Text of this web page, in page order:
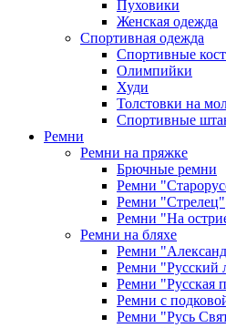
Пуховики
Женская одежда
Спортивная одежда
Спортивные
Олимпийки
Худи
Толстовки на
Спортивные
Ремни
Ремни на пряжке
Брючные ремни
Ремни
Ремни "Стрелец"
Ремни "На
Ремни на бляхе
Ремни
Ремни "Русский
Ремни "Русская
Ремни с
Ремни "Русь